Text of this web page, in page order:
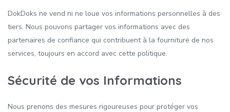
DokDoks ne vend ni ne loue vos informations personnelles à des
tiers. Nous pouvons partager vos informations avec des
partenaires de confiance qui contribuent à la fourniture de nos
services, toujours en accord avec cette politique.
Sécurité de vos Informations
Nous prenons des mesures rigoureuses pour protéger vos